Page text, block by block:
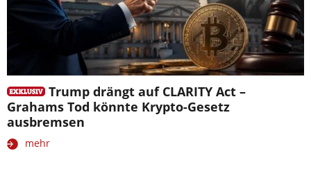
Trump drängt auf CLARITY Act –
Grahams Tod könnte Krypto-Gesetz
ausbremsen
mehr